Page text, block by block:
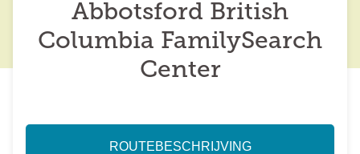
Abbotsford British
Columbia FamilySearch
Center
ROUTEBESCHRIJVING